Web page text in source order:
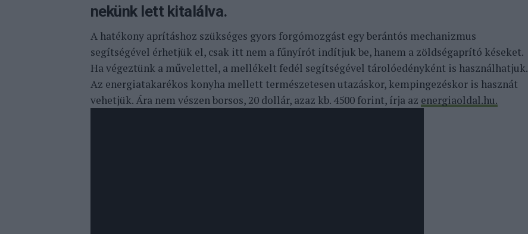
nekünk lett kitalálva.
A hatékony aprításhoz szükséges gyors forgómozgást egy berántós mechanizmus
segítségével érhetjük el, csak itt nem a fűnyírót indítjuk be, hanem a zöldségaprító késeket.
Ha végeztünk a művelettel, a mellékelt fedél segítségével tárolóedényként is használhatjuk.
Az energiatakarékos konyha mellett természetesen utazáskor, kempingezéskor is hasznát
vehetjük. Ára nem vészen borsos, 20 dollár, azaz kb. 4500 forint, írja az energiaoldal.hu.